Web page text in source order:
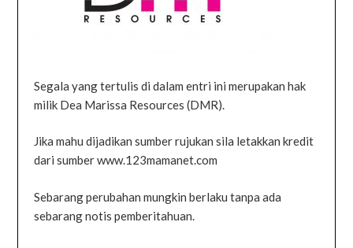
Segala yang tertulis di dalam entri ini merupakan hak
milik Dea Marissa Resources (DMR).
Jika mahu dijadikan sumber rujukan sila letakkan kredit
dari sumber www.123mamanet.com
Sebarang perubahan mungkin berlaku tanpa ada
sebarang notis pemberitahuan.